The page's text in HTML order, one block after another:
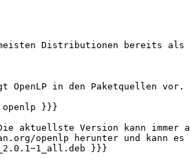
Distributionen bereits
OpenLP in den Paketquellen
}}}
aktuellste Version kann immer
openlp herunter und kann
}}}